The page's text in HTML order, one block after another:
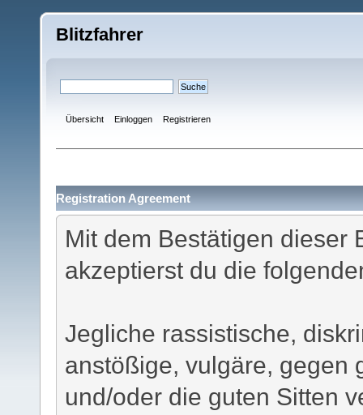
Blitzfahrer
Übersicht Einloggen Registrieren
Registration Agreement
Mit dem Bestätigen dieser
akzeptierst du die
Jegliche rassistische,
anstößige, vulgäre, gegen
und/oder die guten Sitten